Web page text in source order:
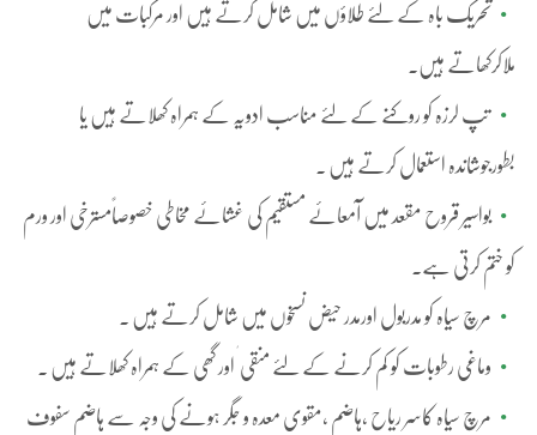
تحریک باہ کے لئے طلاؤں میں شامل کرتے ہیں اور مرکبات میں
ملاکرکھاتے ہیں۔
تپ لرزہ کو روکنے کے لئے مناسب ادویہ کے ہمراہ کھلاتے ہیں یا
بطورجوشاندہ استعمال کرتے ہیں ۔
بواسیر قروح مقعد میں آمعائے مستقیم کی غشائے مخاطی خصوصاًمسترخی اور ورم
کو ختم کرتی ہے۔
مرچ سیاہ کو مدربول اورمدر حیض نسخوں میں شامل کرتے ہیں ۔
وماغی رطوبات کو کم کرنے کے لئے منقی ٰ اور گھی کے ہمراہ کھلاتے ہیں ۔
مرچ سیاہ کاسر ریاح ،ہاضم ،مقوی معدہ و جگر ہونے کی وجہ سے ہاضم سفوف